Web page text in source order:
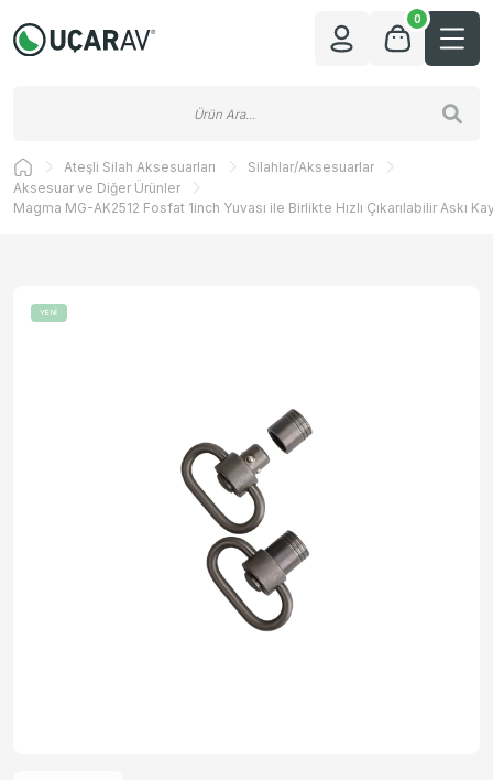
0
Ateşli Silah Aksesuarları
Silahlar/Aksesuarlar
Aksesuar ve Diğer Ürünler
Magma MG-AK2512 Fosfat 1inch Yuvası ile Birlikte Hızlı Çıkarılabilir Askı
YENİ